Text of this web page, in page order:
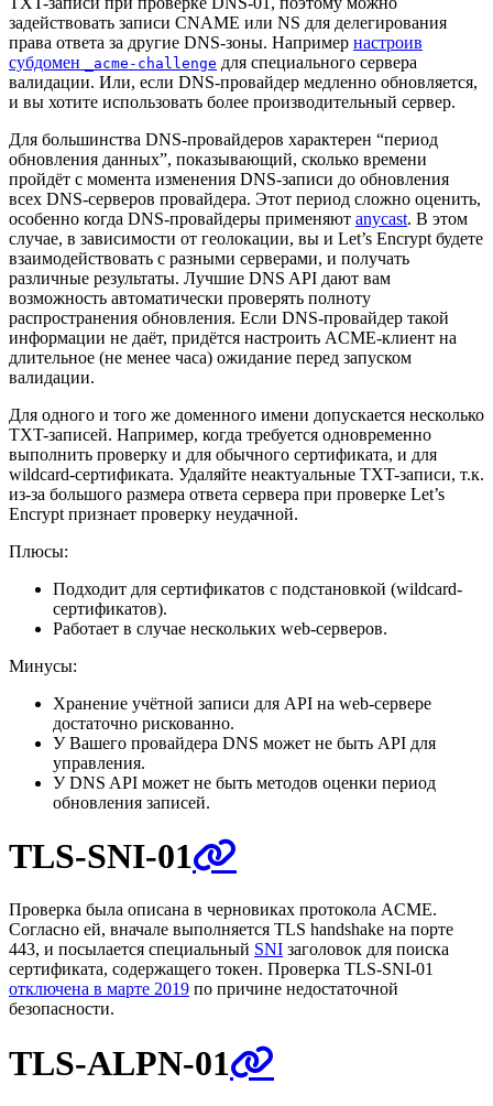
задействовать записи CNAME или NS для делегирования
права ответа за другие DNS-зоны. Например настроив
субдомен
_acme-challenge для специального сервера
валидации. Или, если DNS-провайдер медленно обновляется,
и вы хотите использовать более производительный сервер.
Для большинства DNS-провайдеров характерен “период
обновления данных”, показывающий, сколько времени
пройдёт с момента изменения DNS-записи до обновления
всех DNS-серверов провайдера. Этот период сложно оценить,
особенно когда DNS-провайдеры применяют anycast. В этом
случае, в зависимости от геолокации, вы и Let’s Encrypt будете
взаимодействовать с разными серверами, и получать
различные результаты. Лучшие DNS API дают вам
возможность автоматически проверять полноту
распространения обновления. Если DNS-провайдер такой
информации не даёт, придётся настроить ACME-клиент на
длительное (не менее часа) ожидание перед запуском
валидации.
Для одного и того же доменного имени допускается несколько
TXT-записей. Например, когда требуется одновременно
выполнить проверку и для обычного сертификата, и для
wildcard-сертификата. Удаляйте неактуальные TXT-записи, т.к.
из-за большого размера ответа сервера при проверке Let’s
Encrypt признает проверку неудачной.
Плюсы:
Подходит для сертификатов с подстановкой (wildcard-
сертификатов).
Работает в случае нескольких web-серверов.
Минусы:
Хранение учётной записи для API на web-сервере
достаточно рискованно.
У Вашего провайдера DNS может не быть API для
управления.
У DNS API может не быть методов оценки период
обновления записей.
TLS-SNI-01
Проверка была описана в черновиках протокола ACME.
Согласно ей, вначале выполняется TLS handshake на порте
443, и посылается специальный SNI заголовок для поиска
сертификата, содержащего токен. Проверка TLS-SNI-01
отключена в марте 2019 по причине недостаточной
безопасности.
TLS-ALPN-01